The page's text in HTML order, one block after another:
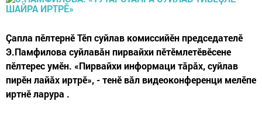
Çапла пӗлтернӗ Тӗп суйлав комиссийӗн председателӗ
Э.Памфилова суйлавăн пирвайхи пӗтӗмлетӗвӗсене
пӗлтерес умӗн. «Пирвайхи информаци тăрăх, суйлав
пирӗн лайăх иртрӗ», - тенӗ вăл видеоконференци мелӗпе
иртнӗ ларура .